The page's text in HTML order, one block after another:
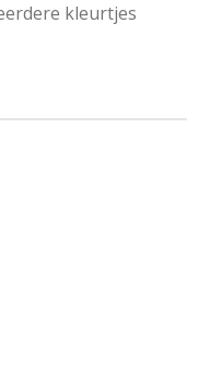
kleurtjes